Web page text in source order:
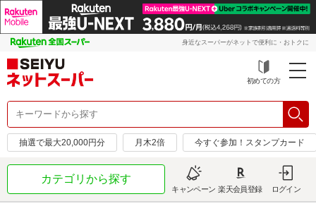
身近なスーパーがネットで便利に・おトクに
初めての方
抽選で最大20,000円分 月木2倍 今すぐ参加！スタンプカード
カテゴリから探す
キャンペーン 楽天会員登録 ログイン